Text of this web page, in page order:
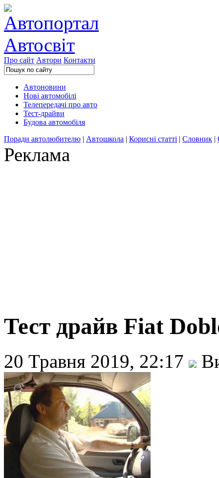
Про сайт Автори Контакти
Автоновини
Нові автомобілі
Телепередачі про авто
Тест-драйви
Будова автомобіля
Поради автолюбителю | Автошкола | Корисні статті | Словник |
Реклама
Тест драйв Fiat
20 Травня 2019, 22:17